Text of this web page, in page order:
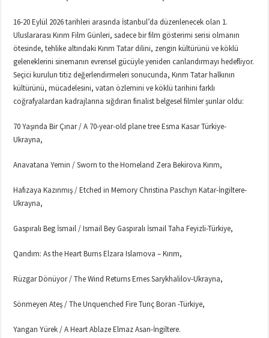
16-20 Eylül 2026 tarihleri arasında İstanbul’da düzenlenecek olan 1.
Uluslararası Kırım Film Günleri, sadece bir film gösterimi serisi olmanın
ötesinde, tehlike altındaki Kırım Tatar dilini, zengin kültürünü ve köklü
geleneklerini sinemanın evrensel gücüyle yeniden canlandırmayı hedefliyor.
Seçici kurulun titiz değerlendirmeleri sonucunda, Kırım Tatar halkının
kültürünü, mücadelesini, vatan özlemini ve köklü tarihini farklı
coğrafyalardan kadrajlarına sığdıran finalist belgesel filmler şunlar oldu:
70 Yaşında Bir Çınar / A 70-year-old plane tree Esma Kasar Türkiye-
Ukrayna,
Anavatana Yemin / Sworn to the Homeland Zera Bekirova Kırım,
Hafızaya Kazınmış / Etched in Memory Christina Paschyn Katar-İngiltere-
Ukrayna,
Gaspıralı Beg İsmail / Ismail Bey Gaspıralı İsmail Taha Feyizli-Türkiye,
Qandım: As the Heart Burns Elzara Islamova – Kırım,
Rüzgar Dönüyor / The Wind Returns Ernes Sarykhalilov-Ukrayna,
Sönmeyen Ateş / The Unquenched Fire Tunç Boran -Türkiye,
Yangan Yürek / A Heart Ablaze Elmaz Asan-İngiltere.